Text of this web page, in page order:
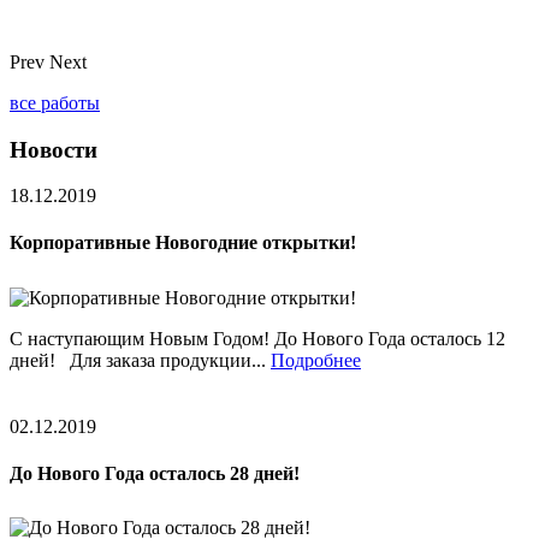
Prev Next
все работы
Новости
18.12.2019
Корпоративные Новогодние открытки!
С наступающим Новым Годом! До Нового Года осталось 12
дней! Для заказа продукции... Подробнее
02.12.2019
До Нового Года осталось 28 дней!